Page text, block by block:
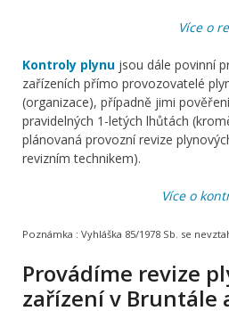
Více o
Kontroly plynu jsou dále povinní
zařízeních přímo provozovatelé
(organizace), případně jimi
pravidelných 1-letých lhůtách
plánovaná provozní revize
revizním technikem).
Více o
Poznámka : Vyhláška 85/1978 Sb. se
Provádíme revize
zařízení v Bruntále